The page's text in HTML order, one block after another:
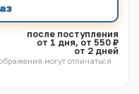
после поступления
от 1 дня, от 550 ₽
от 2 дней
могут отличаться